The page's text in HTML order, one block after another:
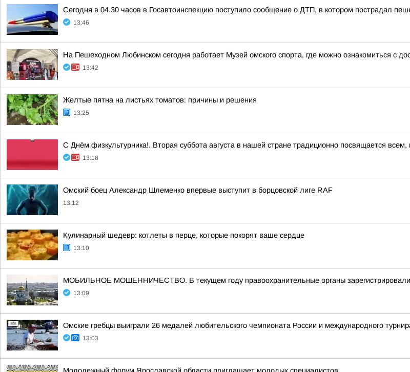
Сегодня в 04.30 часов в Госавтоинспекцию поступило сообщение о ДТП, в котором пострадал
13:46
На Пешеходном Любинском сегодня работает Музей омского спорта, где можно ознакомиться с
13:42
Желтые пятна на листьях томатов: причины и решения
13:25
С Днём физкультурника!. Вторая суббота августа в нашей стране традиционно посвящается
13:18
Омский боец Александр Шлеменко впервые выступит в борцовской лиге RAF
13:12
Кулинарный шедевр: котлеты в перце, которые покорят ваше сердце
13:10
МОБИЛЬНОЕ МОШЕННИЧЕСТВО. В текущем году правоохранительные органы зарегистрировали
13:09
Омские гребцы выиграли 26 медалей любительского чемпионата России и международного
13:03